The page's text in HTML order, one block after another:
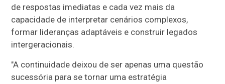
de respostas imediatas e cada vez mais da
capacidade de interpretar cenários complexos,
formar lideranças adaptáveis e construir legados
intergeracionais.
"A continuidade deixou de ser apenas uma questão
sucessória para se tornar uma estratégia